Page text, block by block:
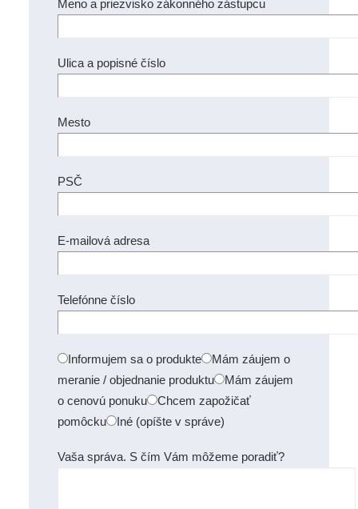
Meno a priezvisko zákonného zástupcu
Ulica a popisné číslo
Mesto
PSČ
E-mailová adresa
Telefónne číslo
Informujem sa o produkte
Mám záujem o
meranie / objednanie produktu
Mám záujem
o cenovú ponuku
Chcem zapožičať
pomôcku
Iné (opíšte v správe)
Vaša správa. S čím Vám môžeme poradiť?